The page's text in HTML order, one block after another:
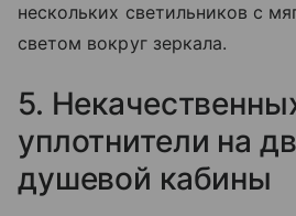
нескольких светильников с
светом вокруг зеркала.
5.
уплотнители на
душевой кабины